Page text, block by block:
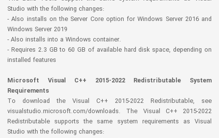
Studio with the following changes:
- Also installs on the Server Core option for Windows Server 2016 and
Windows Server 2019
- Also installs into a Windows container.
- Requires 2.3 GB to 60 GB of available hard disk space, depending on
installed features
Microsoft Visual C++ 2015-2022 Redistributable System
Requirements
To download the Visual C++ 2015-2022 Redistributable, see
visualstudio.microsoft.com/downloads. The Visual C++ 2015-2022
Redistributable supports the same system requirements as Visual
Studio with the following changes: